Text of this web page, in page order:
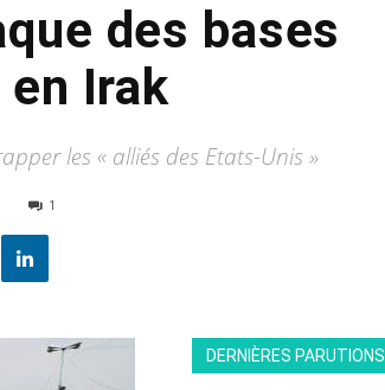
des bases
Irak
les « alliés des Etats-Unis »
1
DERNIÈRES PARUTIONS